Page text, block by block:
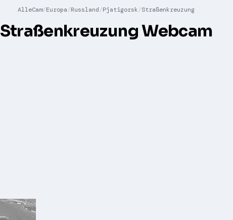
AlleCam Europa Russland Pjatigorsk Straßenkreuzung
Straßenkreuzung Webcam